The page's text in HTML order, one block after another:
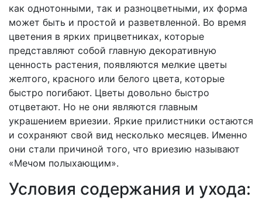
как однотонными, так и разноцветными, их форма
может быть и простой и разветвленной. Во время
цветения в ярких прицветниках, которые
представляют собой главную декоративную
ценность растения, появляются мелкие цветы
желтого, красного или белого цвета, которые
быстро погибают. Цветы довольно быстро
отцветают. Но не они являются главным
украшением вриезии. Яркие прилистники остаются
и сохраняют свой вид несколько месяцев. Именно
они стали причиной того, что вриезию называют
«Мечом полыхающим».
Условия содержания и ухода: